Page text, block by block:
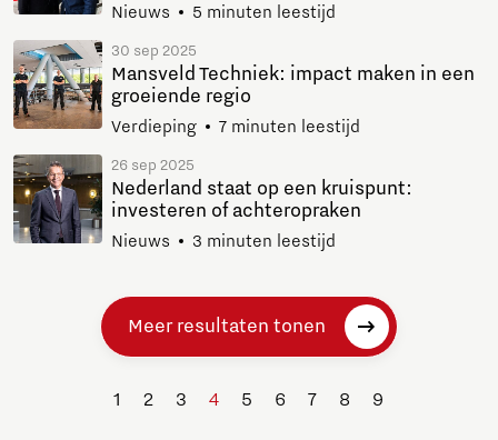
Nieuws 5 minuten leestijd
30 sep 2025
Mansveld Techniek: impact maken in een
groeiende regio
Verdieping 7 minuten leestijd
26 sep 2025
Nederland staat op een kruispunt:
investeren of achteropraken
Nieuws 3 minuten leestijd
Meer resultaten tonen
1 2 3 4 5 6 7 8 9